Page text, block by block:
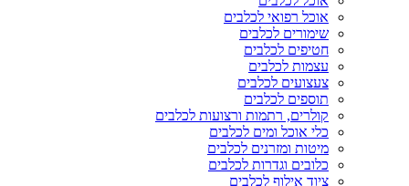
אוכל רפואי לכלבים
שימורים לכלבים
חטיפים לכלבים
עצמות לכלבים
צעצועים לכלבים
תוספים לכלבים
קולרים, רתמות ורצועות לכלבים
כלי אוכל ומים לכלבים
מיטות ומזרנים לכלבים
כלובים וגדרות לכלבים
ציוד אילוף לכלבים